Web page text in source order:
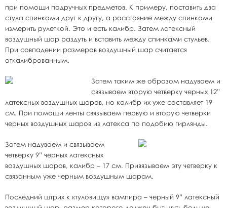
при помощи подручных предметов. К примеру, поставить два
стула спинками друг к другу, а расстояние между спинками
измерить рулеткой. Это и есть калибр. Затем латексный
воздушный шар раздуть и вставить между спинками стульев.
При совпадении размеров воздушный шар считается
откалиброванным.
Затем таким же образом надуваем и
связываем вторую четверку черных 12”
латексных воздушных шаров, но калибр их уже составляет 19
см. При помощи ленты связываем первую и вторую четверки
черных воздушных шаров из латекса по подобию гирлянды.
Затем надуваем и связываем
четверку 9” черных латексных
воздушных шаров, калибр – 17 см. Привязываем эту четверку к
связанным уже черным воздушным шарам.
Последний штрих к «туловищу» вампира – черный 9” латексный